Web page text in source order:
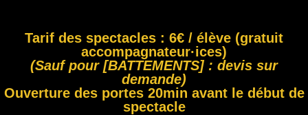
Tarif des spectacles : 6€ / élève (gratuit
accompagnateur·ices)
(Sauf pour [BATTEMENTS] : devis sur
demande)
Ouverture des portes 20min avant le début de
spectacle